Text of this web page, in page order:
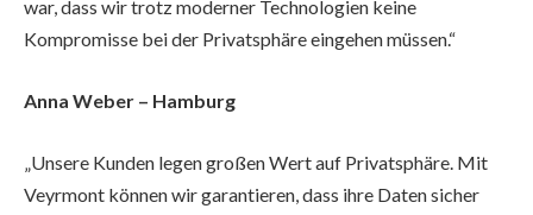
war, dass wir trotz moderner Technologien keine
Kompromisse bei der Privatsphäre eingehen müssen.“
Anna Weber – Hamburg
„Unsere Kunden legen großen Wert auf Privatsphäre. Mit
Veyrmont können wir garantieren, dass ihre Daten sicher